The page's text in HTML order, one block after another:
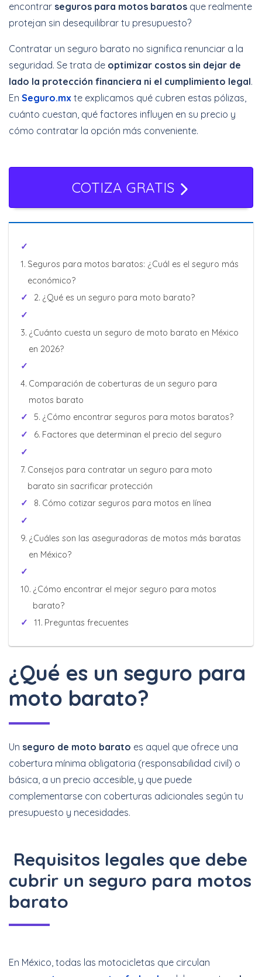
Increíbles
descuentos + 6 y 12
Meses Sin Intereses
Cotizar Ahora
encontrar seguros para motos baratos que realmente
protejan sin desequilibrar tu presupuesto?
Contratar un seguro barato no significa renunciar a la
seguridad. Se trata de optimizar costos sin dejar de
lado la protección financiera ni el cumplimiento legal.
En Seguro.mx te explicamos qué cubren estas pólizas,
cuánto cuestan, qué factores influyen en su precio y
cómo contratar la opción más conveniente.
COTIZA GRATIS
Seguros para motos baratos: ¿Cuál es el seguro más
económico?
¿Qué es un seguro para moto barato?
¿Cuánto cuesta un seguro de moto barato en México
en 2026?
Comparación de coberturas de un seguro para
motos barato
¿Cómo encontrar seguros para motos baratos?
Factores que determinan el precio del seguro
Consejos para contratar un seguro para moto
barato sin sacrificar protección
Cómo cotizar seguros para motos en línea
¿Cuáles son las aseguradoras de motos más baratas
en México?
¿Cómo encontrar el mejor seguro para motos
barato?
Preguntas frecuentes
¿Qué es un seguro para
moto barato?
Un seguro de moto barato es aquel que ofrece una
cobertura mínima obligatoria (responsabilidad civil) o
básica, a un precio accesible, y que puede
complementarse con coberturas adicionales según tu
presupuesto y necesidades.
Requisitos legales que debe
cubrir un seguro para motos
barato
En México, todas las motocicletas que circulan